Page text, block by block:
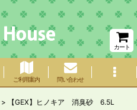
カート
ご利用案内 問い合わせ
> 【GEX】ヒノキア 消臭砂 6.5L